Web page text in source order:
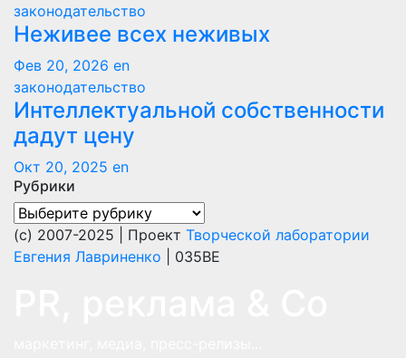
законодательство
Неживее всех неживых
Фев 20, 2026 en
законодательство
Интеллектуальной собственности
дадут цену
Окт 20, 2025 en
Рубрики
Рубрики
(с) 2007-2025 | Проект Творческой лаборатории
Евгения Лавриненко | 035BE